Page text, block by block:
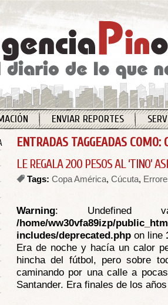
ENVIAR REPORTES
ENTRADAS TAGGEADAS COMO:
LE REGALA 200 PESOS AL ‘TINO’
Tags: Copa América, Cúcuta,
Warning: Undefined
/home/ww30vfa89izp/
includes/deprecated.php on line
Era de noche y hacía un calor
hincha del fútbol, pero sobre
caminando por una calle a
Santander. Era finales de los